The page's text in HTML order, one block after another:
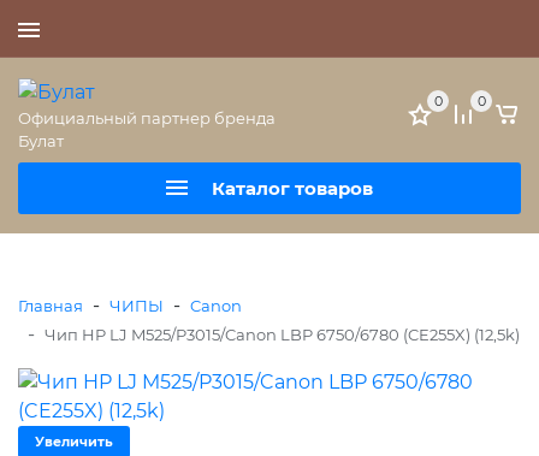
Официальный партнер бренда
Булат
Каталог товаров
0 0
Главная - ЧИПЫ - Canon
- Чип HP LJ M525/P3015/Canon LBP 6750/6780 (CE255X) (12,5k)
Увеличить